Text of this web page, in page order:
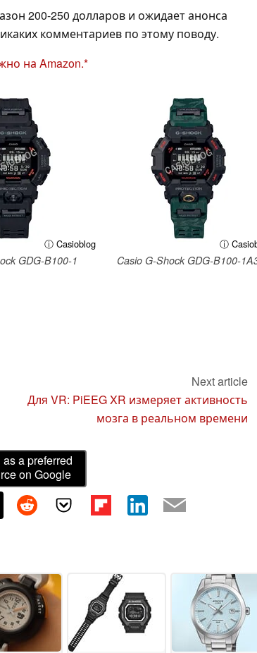
200-250 долларов и ожидает анонса
комментариев по этому поводу.
на Amazon.
ⓘ Casioblog
GDG-B100-1
ⓘ
Casio G-Shock GDG-B100-
Next article
Для VR: PiEEG XR измеряет активность
мозга в реальном времени
as a preferred
on Google